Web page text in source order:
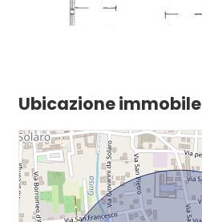
Ubicazione immobile